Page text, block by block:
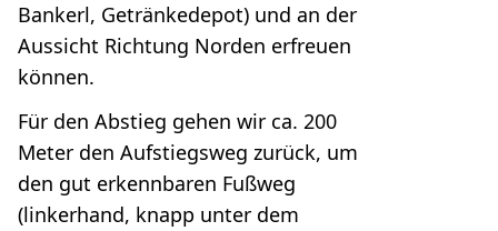
Bankerl, Getränkedepot) und an der
Aussicht Richtung Norden erfreuen
können.
Für den Abstieg gehen wir ca. 200
Meter den Aufstiegsweg zurück, um
den gut erkennbaren Fußweg
(linkerhand, knapp unter dem